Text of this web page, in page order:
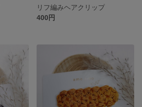
リフ編みヘアクリップ
400円